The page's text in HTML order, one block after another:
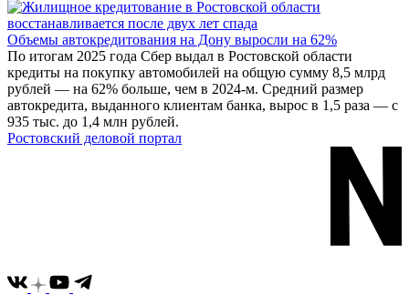
Объемы автокредитования на Дону выросли на 62%
По итогам 2025 года Сбер выдал в Ростовской области
кредиты на покупку автомобилей на общую сумму 8,5 млрд
рублей — на 62% больше, чем в 2024-м. Средний размер
автокредита, выданного клиентам банка, вырос в 1,5 раза — с
935 тыс. до 1,4 млн рублей.
Ростовский деловой портал